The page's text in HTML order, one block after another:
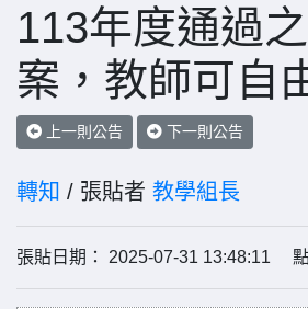
113年度通過
案，教師可自
上一則公告 下一則公告
轉知 / 張貼者 教學組長
張貼日期： 2025-07-31 13:48:11 點